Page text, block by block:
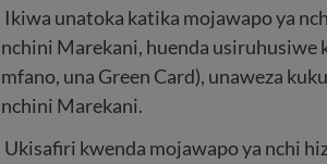
Ikiwa unatoka katika mojawapo ya
nchini Marekani, huenda usiruhusiwe
mfano, una Green Card), unaweza
nchini Marekani.
Ukisafiri kwenda mojawapo ya nchi